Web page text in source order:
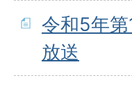
令和5年
放送